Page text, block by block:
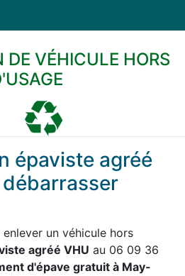
DE VÉHICULE HORS
épaviste agréé
un véhicule hors
agréé VHU au 06 09 36
d'épave gratuit à May-